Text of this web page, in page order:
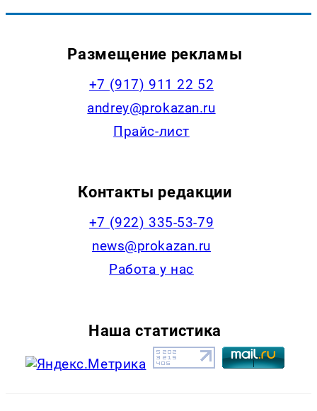
Размещение рекламы
+7 (917) 911 22 52
andrey@prokazan.ru
Прайс-лист
Контакты редакции
+7 (922) 335-53-79
news@prokazan.ru
Работа у нас
Наша статистика